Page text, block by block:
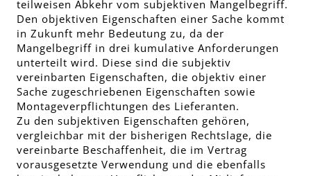
teilweisen Abkehr vom subjektiven Mangelbegriff.
Den objektiven Eigenschaften einer Sache kommt
in Zukunft mehr Bedeutung zu, da der
Mangelbegriff in drei kumulative Anforderungen
unterteilt wird. Diese sind die subjektiv
vereinbarten Eigenschaften, die objektiv einer
Sache zugeschriebenen Eigenschaften sowie
Montageverpflichtungen des Lieferanten.
Zu den subjektiven Eigenschaften gehören,
vergleichbar mit der bisherigen Rechtslage, die
vereinbarte Beschaffenheit, die im Vertrag
vorausgesetzte Verwendung und die ebenfalls